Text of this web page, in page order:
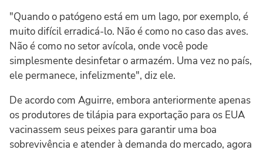
"Quando o patógeno está em um lago, por exemplo, é
muito difícil erradicá-lo. Não é como no caso das aves.
Não é como no setor avícola, onde você pode
simplesmente desinfetar o armazém. Uma vez no país,
ele permanece, infelizmente", diz ele.
De acordo com Aguirre, embora anteriormente apenas
os produtores de tilápia para exportação para os EUA
vacinassem seus peixes para garantir uma boa
sobrevivência e atender à demanda do mercado, agora